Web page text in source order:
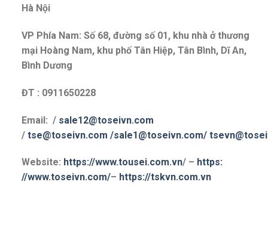
Hà Nội
VP Phía Nam: Số 68, đường số 01, khu nhà ở thương
mại Hoàng Nam, khu phố Tân Hiệp, Tân Bình, Dĩ An,
Bình Dương
ĐT : 0911650228
Email: / sale12@toseivn.com
/ tse@toseivn.com /sale1@toseivn.com/
Website: https://www.tousei.com.vn/ – https:
//www.toseivn.com/– https://tskvn.com.vn